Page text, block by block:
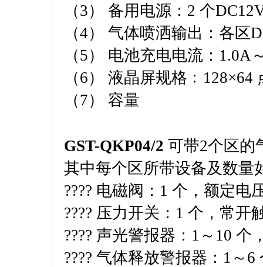
（3） 备用电源：2 个
（4） 气体喷洒输出：各
（5） 电池充电电流：1.0A
（6） 液晶屏规格
（7） 容量
GST-QKP04/2 可带2个区的
其中每个区所带设备及数量
???? 电磁阀：1 个，额定电
???? 压力开关：1 个，常开
???? 声光警报器：1～10 个
???? 气体释放警报器：1～